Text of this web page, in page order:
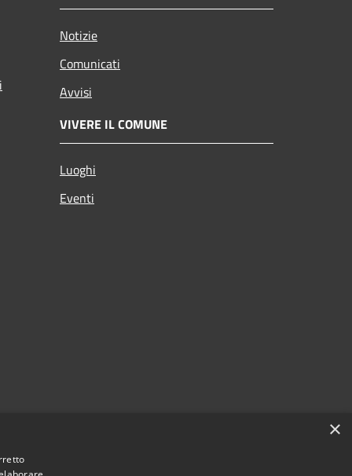
Notizie
Comunicati
Avvisi
VIVERE IL COMUNE
Luoghi
Eventi
×